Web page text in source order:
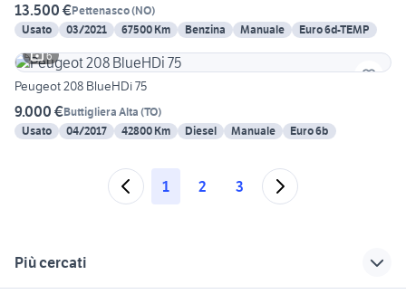
13.500 €Pettenasco(NO)
Usato
03/2021 67500 Km Benzina Manuale
Euro 6d-TEMP
6
Peugeot 208 BlueHDi 75
9.000 €Buttigliera Alta (TO)
Usato
04/2017 42800 Km Diesel Manuale Euro 6b
1 2 3
Più cercati